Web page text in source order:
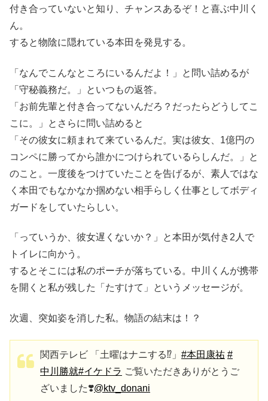
付き合っていないと知り、チャンスあるぞ！と喜ぶ中川く
ん。
すると物陰に隠れている本田を発見する。
「なんでこんなところにいるんだよ！」と問い詰めるが
「守秘義務だ。」といつもの返答。
「お前先輩と付き合ってないんだろ？だったらどうしてこ
こに。」とさらに問い詰めると
「その彼女に頼まれて来ているんだ。実は彼女、1億円の
コンペに勝ってから誰かにつけられているらしんだ。」と
のこと。一度後をつけていたことを告げるが、素人ではな
く本田でもなかなか掴めない相手らしく仕事としてボディ
ガードをしていたらしい。
「っていうか、彼女遅くないか？」と本田が気付き2人で
トイレに向かう。
するとそこには私のポーチが落ちている。中川くんが携帯
を開くと私が残した「たすけて」というメッセージが。
次週、突如姿を消した私。物語の結末は！？
関西テレビ 「土曜はナニする⁉︎」 #本田康祐 #
中川勝就#イケドラ ご覧いただきありがとうご
ざいました❣️@ktv_donani